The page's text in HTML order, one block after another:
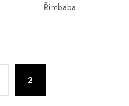
Řimbaba.
2